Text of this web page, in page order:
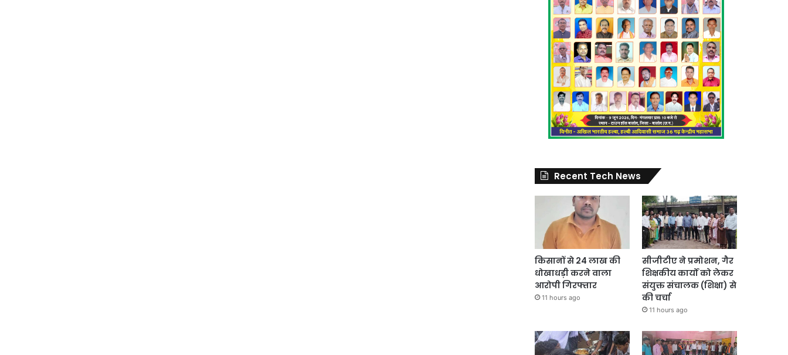
Recent Tech News
किसानों से 24 लाख की
धोखाधड़ी करने वाला
आरोपी गिरफ्तार
11 hours ago
सीजीटीए ने प्रमोशन, गैर
शिक्षकीय कार्यों को लेकर
संयुक्त संचालक (शिक्षा) से
की चर्चा
11 hours ago